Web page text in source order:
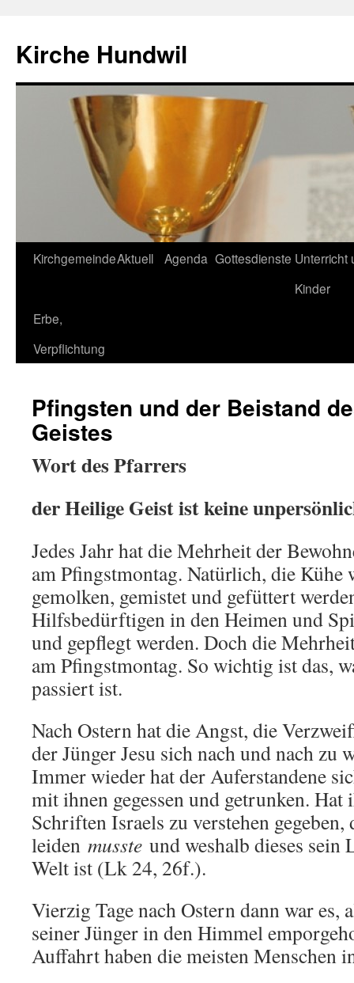
springen
Kirche Hundwil
KirchgemeindeAktuell Agenda Gottesdienste Unterricht
Kinder
Erbe,
Verpflichtung
Pfingsten und der Beistand
Geistes
Wort des Pfarrers
der Heilige Geist ist keine
Jedes Jahr hat die Mehrheit der
am Pfingstmontag. Natürlich, die Kühe
gemolken, gemistet und gefüttert
Hilfsbedürftigen in den Heimen und
und gepflegt werden. Doch die
am Pfingstmontag. So wichtig ist das,
passiert ist.
Nach Ostern hat die Angst, die
der Jünger Jesu sich nach und nach zu
Immer wieder hat der Auferstandene
mit ihnen gegessen und getrunken.
Schriften Israels zu verstehen gegeben,
leiden musste und weshalb dieses sein
Welt ist (Lk 24, 26f.).
Vierzig Tage nach Ostern dann war es,
seiner Jünger in den Himmel
Auffahrt haben die meisten Menschen